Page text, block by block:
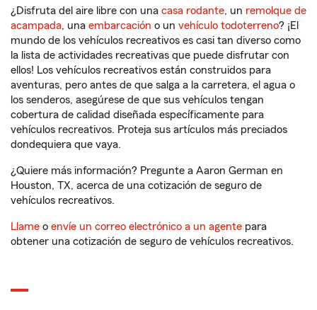
¿Disfruta del aire libre con una casa rodante, un remolque de
acampada, una embarcación o un vehículo todoterreno? ¡El
mundo de los vehículos recreativos es casi tan diverso como
la lista de actividades recreativas que puede disfrutar con
ellos! Los vehículos recreativos están construidos para
aventuras, pero antes de que salga a la carretera, el agua o
los senderos, asegúrese de que sus vehículos tengan
cobertura de calidad diseñada específicamente para
vehículos recreativos. Proteja sus artículos más preciados
dondequiera que vaya.
¿Quiere más información? Pregunte a Aaron German en
Houston, TX, acerca de una cotización de seguro de
vehículos recreativos.
Llame o envíe un correo electrónico a un agente para
obtener una cotización de seguro de vehículos recreativos.